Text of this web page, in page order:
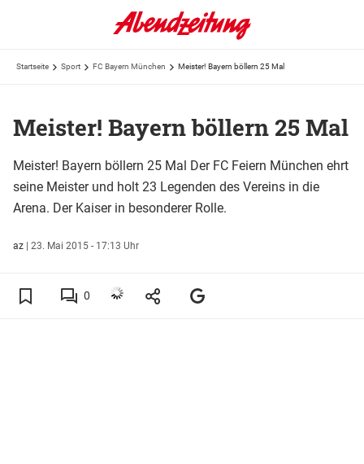
Startseite Sport FC Bayern München Meister! Bayern böllern 25 Mal
Meister! Bayern böllern 25 Mal
Meister! Bayern böllern 25 Mal Der FC Feiern München ehrt
seine Meister und holt 23 Legenden des Vereins in die
Arena. Der Kaiser in besonderer Rolle.
az | 23. Mai 2015 - 17:13 Uhr
0